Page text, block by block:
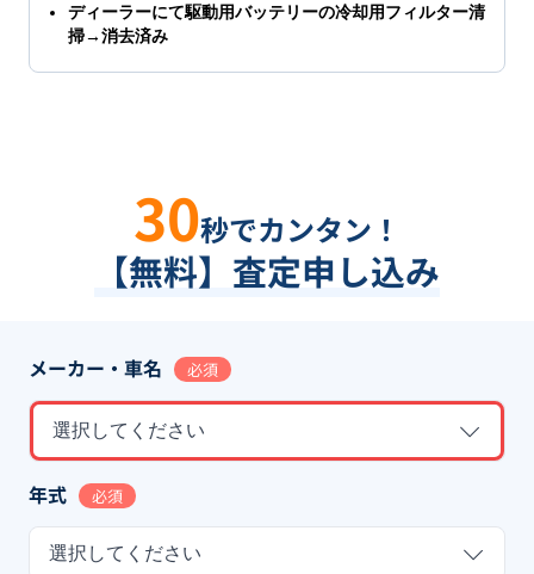
ディーラーにて駆動用バッテリーの冷却用フィルター清
掃→消去済み
30秒でカンタン！
【無料】査定申し込み
メーカー・車名 必須
選択してください
年式 必須
選択してください